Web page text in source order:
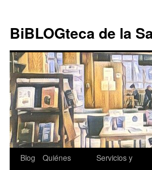
contenido
BiBLOGteca de la
Blog
Quiénes
Servicios y